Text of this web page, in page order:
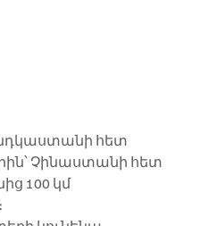
հետ
Չինաստանի հետ
100 կմ